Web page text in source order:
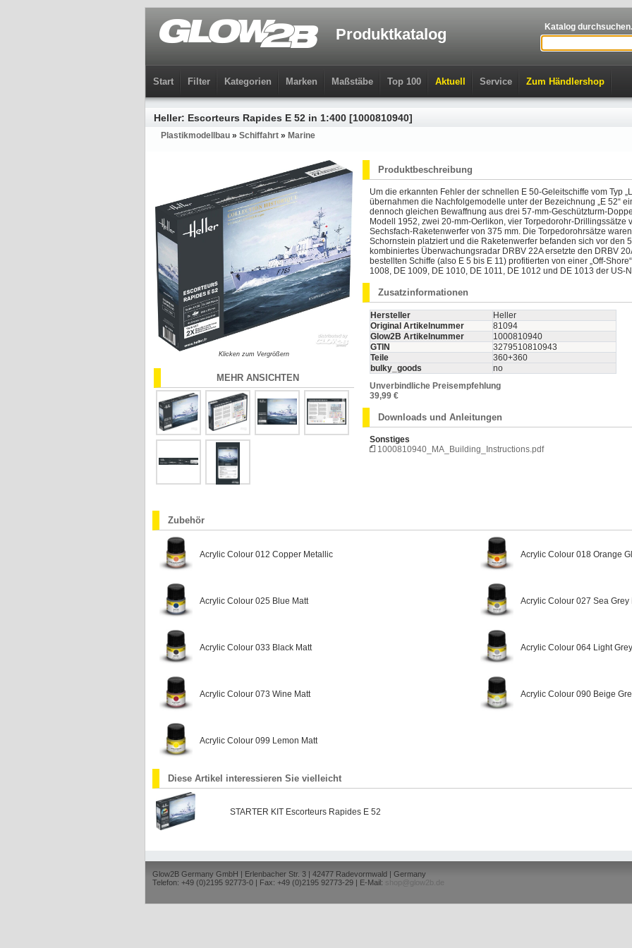
Produktkatalog Katalog
Start Filter Kategorien Marken Maßstäbe Top 100 Aktuell Service Zum Händlershop
Heller: Escorteurs Rapides E 52 in 1:400 [1000810940]
Plastikmodellbau » Schiffahrt » Marine
Klicken zum Vergrößern
MEHR ANSICHTEN
Produktbeschreibung
Um die erkannten Fehler der schnellen E 50-Geleitschiffe vom Typ
übernahmen die Nachfolgemodelle unter der Bezeichnung „E 52“
dennoch gleichen Bewaffnung aus drei 57-mm-Geschützturm-
Modell 1952, zwei 20-mm-Oerlikon, vier Torpedorohr-Drillingssätze
Sechsfach-Raketenwerfer von 375 mm. Die Torpedorohrsätze
Schornstein platziert und die Raketenwerfer befanden sich vor den
kombiniertes Überwachungsradar DRBV 22A ersetzte den DRBV
bestellten Schiffe (also E 5 bis E 11) profitierten von einer „Off-
1008, DE 1009, DE 1010, DE 1011, DE 1012 und DE 1013 der US-
Zusatzinformationen
Hersteller
Heller
Original Artikelnummer
81094
Glow2B Artikelnummer
1000810940
GTIN
3279510810943
Teile
360+360
bulky_goods
no
Unverbindliche Preisempfehlung
39,99 €
Downloads und Anleitungen
Sonstiges
1000810940_MA_Building_Instructions.pdf
Zubehör
Acrylic Colour 012 Copper Metallic Acrylic Colour 018 Orange
Acrylic Colour 025 Blue Matt Acrylic Colour 027 Sea Grey
Acrylic Colour 033 Black Matt Acrylic Colour 064 Light
Acrylic Colour 073 Wine Matt Acrylic Colour 090 Beige
Acrylic Colour 099 Lemon Matt
Diese Artikel interessieren Sie vielleicht
STARTER KIT Escorteurs Rapides E 52
Glow2B Germany GmbH | Erlenbacher Str. 3 | 42477 Radevormwald | Germany
Telefon: +49 (0)2195 92773-0 | Fax: +49 (0)2195 92773-29 | E-Mail:
shop@glow2b.de